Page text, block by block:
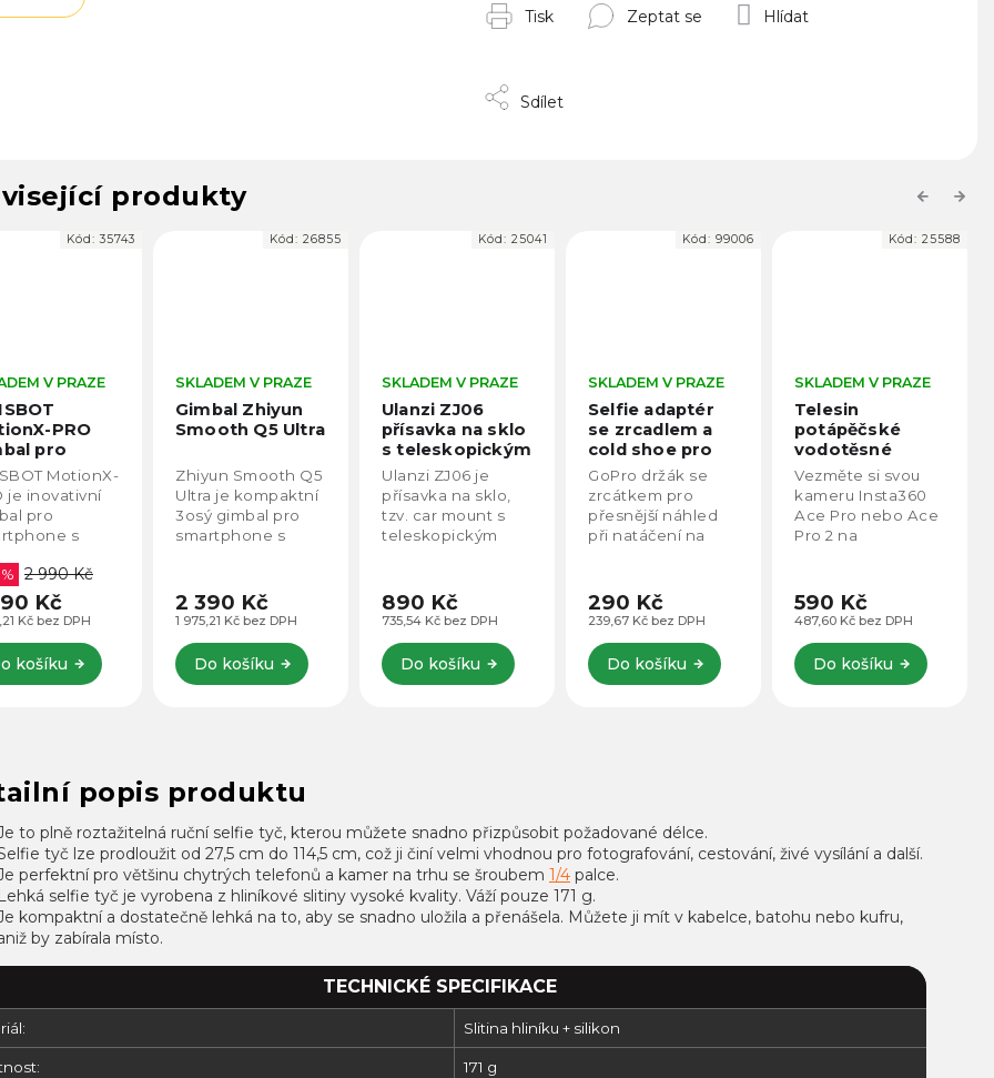
Tisk Zeptat se Hlídat
Sdílet
produkty Previous
PRO
pro
s AI
a LED
V PRAZE
Kč bez DPH
2 990 Kč
Kč
košíku
MotionX-
je inovativní
pro
s
který
Díky
Kód:35743
Gimbal Zhiyun
Smooth Q5 Ultra
SKLADEM V PRAZE
1 975,21 Kč bez DPH
2 390 Kč
Do košíku
Zhiyun Smooth Q5
Ultra je kompaktní
3osý gimbal pro
smartphone s
volba pro vlogy,
livestreamy i
sociální sítě. *Tato
verze...
Kód: 26855
Ulanzi ZJ06
přísavka na sklo
s teleskopickým
ramenem a
magnetickým
MagSafe
držákem
SKLADEM V PRAZE
735,54 Kč bez DPH
890 Kč
Do košíku
Ulanzi ZJ06 je
přísavka na sklo,
tzv. car mount s
teleskopickým
MagSafe držákem,
která umožňuje
uchycení telefonu.
Díky čtyřdílnému...
Kód: 25041
Selfie adaptér
se zrcadlem a
cold shoe pro
akční kamery
GoPro
SKLADEM V PRAZE
239,67 Kč bez DPH
290 Kč
Do košíku
GoPro držák se
zrcátkem pro
přesnější náhled
při natáčení na
sportech, kdy
natáčíte sami sebe
selfie tyč.
Kód: 99006
Telesin
potápěčské
vodotěsné
pouzdro pro
Insta360 Ace
Pro a Ace Pro 2
Pouzdro až do
SKLADEM V PRAZE
487,60 Kč bez DPH
590 Kč
Do košíku
Vezměte si svou
kameru Insta360
Ace Pro nebo Ace
Pro 2 na
potápění do
hloubky až 45
tohoto vodotěsného...
Kód: 25588
Next
popis produktu
to plně roztažitelná ruční selfie tyč, kterou můžete snadno přizpůsobit požadované délce.
tyč lze prodloužit od 27,5 cm do 114,5 cm, což ji činí velmi vhodnou pro fotografování, cestování, živé vysílání a další.
perfektní pro většinu chytrých telefonů a kamer na trhu se šroubem 1/4 palce.
Lehká selfie tyč je vyrobena z hliníkové slitiny vysoké kvality. Váží pouze 171 g.
kompaktní a dostatečně lehká na to, aby se snadno uložila a přenášela. Můžete ji mít v kabelce, batohu nebo kufru,
by zabírala místo.
TECHNICKÉ SPECIFIKACE
Slitina hliníku + silikon
171 g